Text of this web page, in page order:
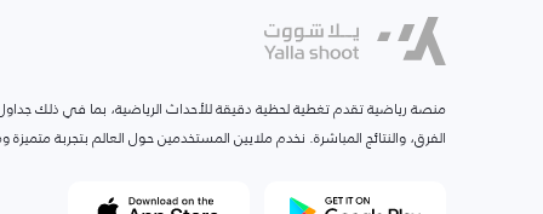
منصة رياضية تقدم تغطية لحظية دقيقة للأحداث الرياضية، بما في ذلك جداول
الفرق، والنتائج المباشرة. نخدم ملايين المستخدمين حول العالم بتجربة